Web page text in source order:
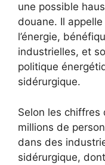
une possible
douane. Il
l’énergie,
industrielles, et
politique
sidérurgique.
Selon les chiffres
millions de
dans des
sidérurgique,